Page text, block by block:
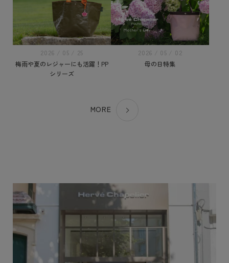
2026 / 05 / 25
梅雨や夏のレジャーにも活躍！PP
シリーズ
2026 / 05 / 02
母の日特集
MORE